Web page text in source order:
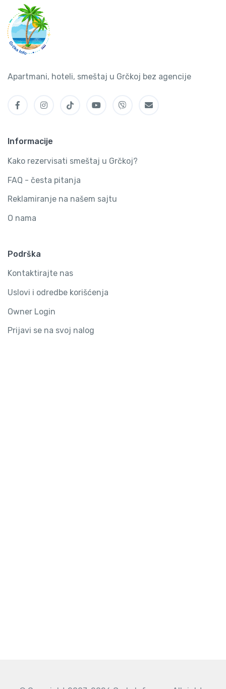
Apartmani, hoteli, smeštaj u Grčkoj bez agencije
Informacije
Kako rezervisati smeštaj u Grčkoj?
FAQ - česta pitanja
Reklamiranje na našem sajtu
O nama
Podrška
Kontaktirajte nas
Uslovi i odredbe korišćenja
Owner Login
Prijavi se na svoj nalog